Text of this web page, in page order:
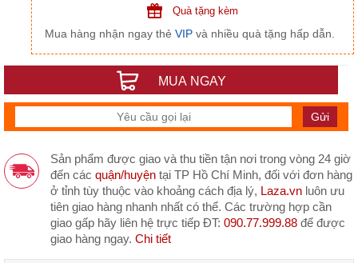
Quà tặng kèm
Mua hàng nhận ngay thẻ VIP và nhiều quà tặng hấp dẫn.
MUA NGAY
Sản phẩm được giao và thu tiền tận nơi trong vòng 24 giờ
đến các quận/huyện tại TP Hồ Chí Minh, đối với đơn hàng
ở tỉnh tùy thuộc vào khoảng cách địa lý, Laza.vn luôn ưu
tiên giao hàng nhanh nhất có thể. Các trường hợp cần
giao gấp hãy liên hệ trực tiếp ĐT: 090.77.999.88 để được
giao hàng ngay. Chi tiết